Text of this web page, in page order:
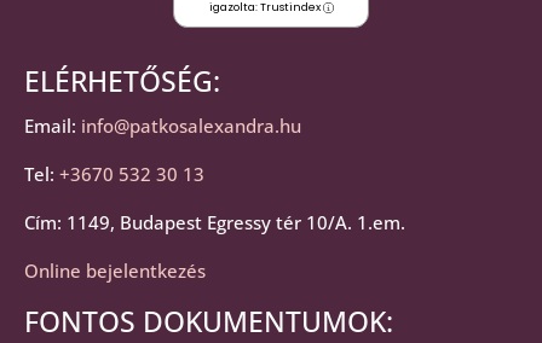
igazolta: Trustindex
ELÉRHETŐSÉG:
Email: info@patkosalexandra.hu
Tel: +3670 532 30 13
Cím: 1149, Budapest Egressy tér 10/A. 1.em.
Online bejelentkezés
FONTOS DOKUMENTUMOK: